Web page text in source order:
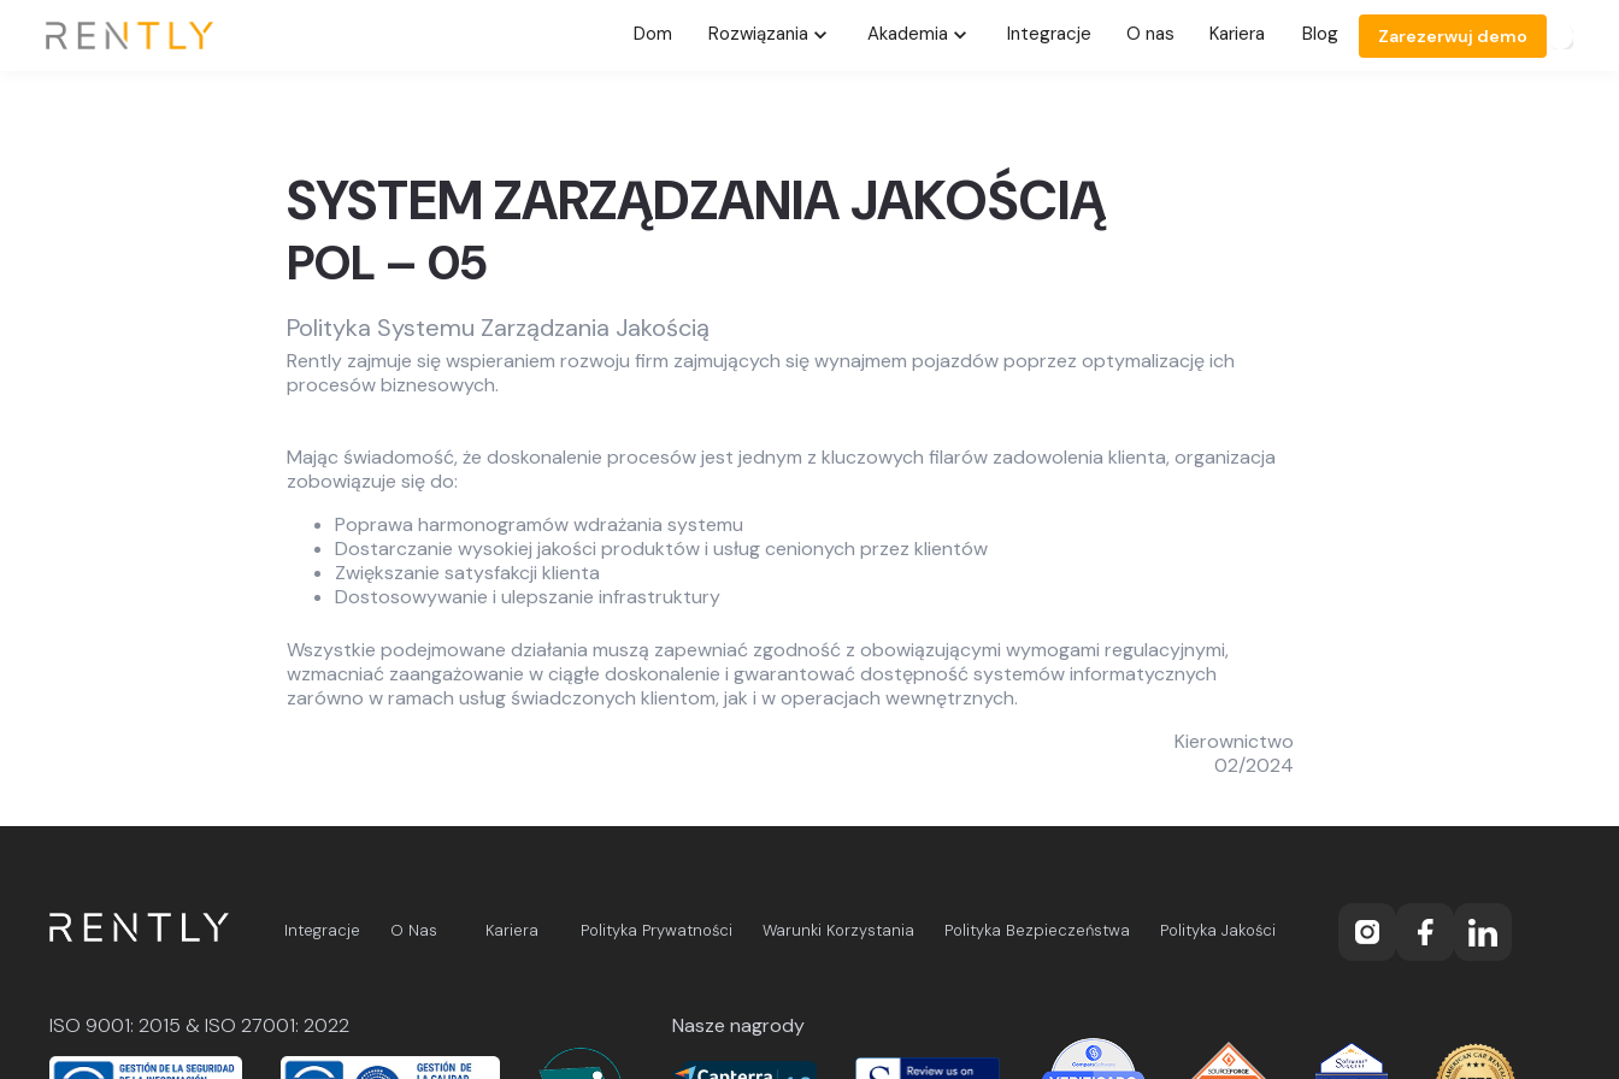
Dom Rozwiązania Akademia Integracje O nas Kariera Blog Zarezerwuj demo
SYSTEM ZARZĄDZANIA JAKOŚCIĄ
POL – 05
Polityka Systemu Zarządzania Jakością
Rently zajmuje się wspieraniem rozwoju firm zajmujących się wynajmem pojazdów poprzez optymalizację ich
procesów biznesowych.
Mając świadomość, że doskonalenie procesów jest jednym z kluczowych filarów zadowolenia klienta, organizacja
zobowiązuje się do:
Poprawa harmonogramów wdrażania systemu
Dostarczanie wysokiej jakości produktów i usług cenionych przez klientów
Zwiększanie satysfakcji klienta
Dostosowywanie i ulepszanie infrastruktury
Wszystkie podejmowane działania muszą zapewniać zgodność z obowiązującymi wymogami regulacyjnymi,
wzmacniać zaangażowanie w ciągłe doskonalenie i gwarantować dostępność systemów informatycznych
zarówno w ramach usług świadczonych klientom, jak i w operacjach wewnętrznych.
Kierownictwo
02/2024
Integracje O Nas Kariera Polityka Prywatności Warunki Korzystania Polityka Bezpieczeństwa Polityka Jakości
ISO 9001: 2015 & ISO 27001: 2022 Nasze nagrody